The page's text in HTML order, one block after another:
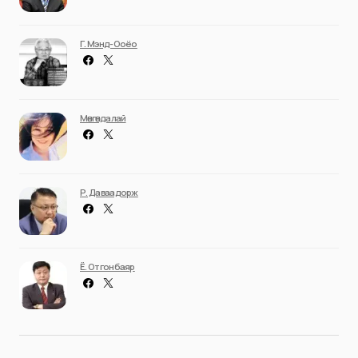
Г. Мэнд-Ооёо
Мөнгөндалай
Р. Даваадорж
Ё. Отгонбаяр